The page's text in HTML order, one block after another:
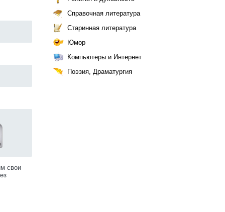
свои
Справочная литература
Старинная литература
Юмор
Компьютеры и Интернет
Поэзия, Драматургия